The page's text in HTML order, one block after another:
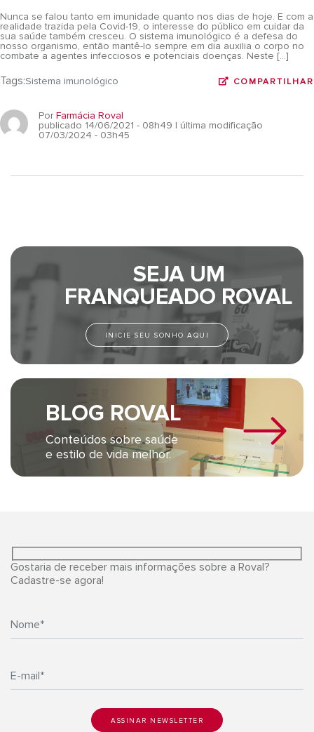
Nunca se falou tanto em imunidade quanto nos dias de hoje. E com a
realidade trazida pela Covid-19, o interesse do público em cuidar da
sua saúde também cresceu. O sistema imunológico é a defesa do
nosso organismo, então mantê-lo sempre em dia auxilia o corpo no
combate a agentes infecciosos e potenciais doenças. Neste […]
COMPARTILHAR
Tags:Sistema imunológico
PorFarmácia Roval
publicado 14/06/2021 - 08h49 | última modificação
07/03/2024 - 03h45
SEJA UM
FRANQUEADO ROVAL
INICIE SEU SONHO AQUI
BLOG ROVAL
Conteúdos sobre saúde
e estilo de vida melhor.
Gostaria de receber mais informações sobre a Roval?
Cadastre-se agora!